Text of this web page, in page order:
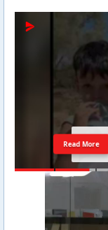
Read More